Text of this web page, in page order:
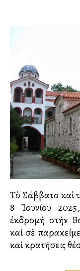
Τὸ Σάββατο καὶ τὴν Κυριακή τῆς Πεντηκοστῆς, 7 &
8 Ἰουνίου
ἐκδρομὴ στὴν
καὶ σὲ
καὶ κρατήσεις